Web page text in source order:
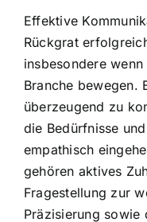
Effektive
Rückgrat
insbesondere
Branche bewegen.
überzeugend zu
die Bedürfnisse
empathisch
gehören aktives
Fragestellung zur
Präzisierung sowie